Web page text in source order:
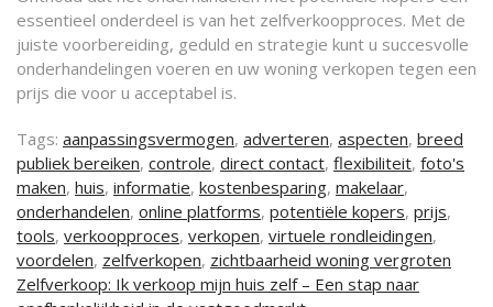
essentieel onderdeel is van het zelfverkoopproces. Met de
juiste voorbereiding, geduld en strategie kunt u succesvolle
onderhandelingen voeren en uw woning verkopen tegen een
prijs die voor u acceptabel is.
Tags: aanpassingsvermogen, adverteren, aspecten, breed
publiek bereiken, controle, direct contact, flexibiliteit, foto's
maken, huis, informatie, kostenbesparing, makelaar,
onderhandelen, online platforms, potentiële kopers, prijs,
tools, verkoopproces, verkopen, virtuele rondleidingen,
voordelen, zelfverkopen, zichtbaarheid woning vergroten
Berichtnavigatie
Zelfverkoop: Ik verkoop mijn huis zelf – Een stap naar